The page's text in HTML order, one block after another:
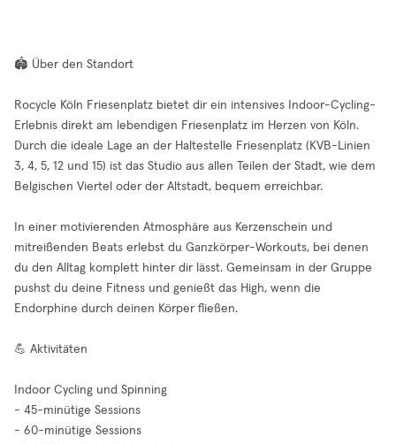
🏟️ Über den Standort
Rocycle Köln Friesenplatz bietet dir ein intensives Indoor-Cycling-
Erlebnis direkt am lebendigen Friesenplatz im Herzen von Köln.
Durch die ideale Lage an der Haltestelle Friesenplatz (KVB-Linien
3, 4, 5, 12 und 15) ist das Studio aus allen Teilen der Stadt, wie dem
Belgischen Viertel oder der Altstadt, bequem erreichbar.
In einer motivierenden Atmosphäre aus Kerzenschein und
mitreißenden Beats erlebst du Ganzkörper-Workouts, bei denen
du den Alltag komplett hinter dir lässt. Gemeinsam in der Gruppe
pushst du deine Fitness und genießt das High, wenn die
Endorphine durch deinen Körper fließen.
💪 Aktivitäten
Indoor Cycling und Spinning
- 45-minütige Sessions
- 60-minütige Sessions